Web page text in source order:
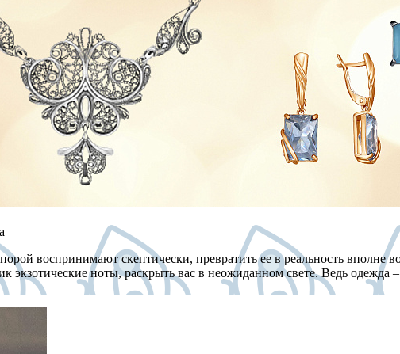
воспринимают скептически, превратить ее в реальность вполне
ноты, раскрыть вас в неожиданном свете. Ведь одежда